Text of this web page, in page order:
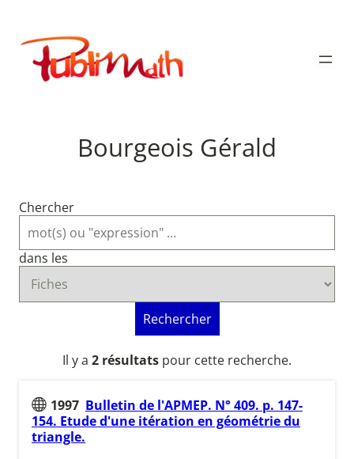
contenu
Publimath
Bourgeois Gérald
Chercher
dans les
Rechercher
Il y a 2 résultats pour cette recherche.
1997 Bulletin de l'APMEP. N° 409. p. 147-
154. Etude d'une itération en géométrie du
triangle.